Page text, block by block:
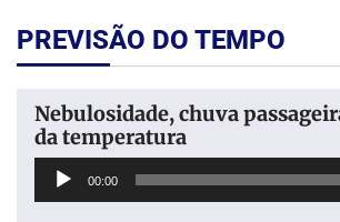
PREVISÃO DO TEMPO
Nebulosidade, chuva
da temperatura
Tocador
00:00